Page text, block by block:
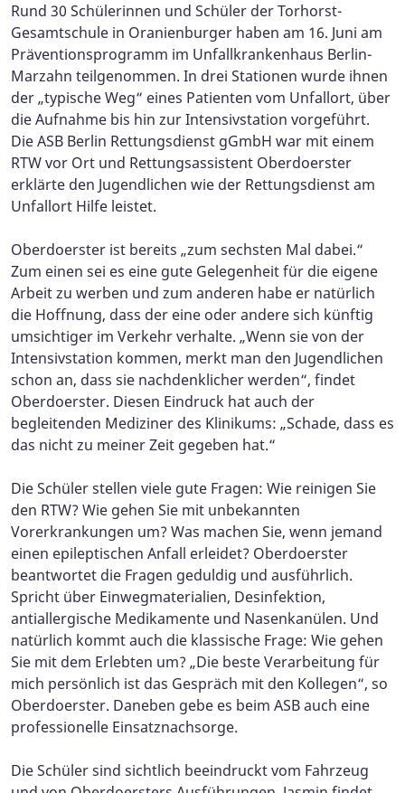
Rund 30 Schülerinnen und Schüler der Torhorst-
Gesamtschule in Oranienburger haben am 16. Juni am
Präventionsprogramm im Unfallkrankenhaus Berlin-
Marzahn teilgenommen. In drei Stationen wurde ihnen
der „typische Weg“ eines Patienten vom Unfallort, über
die Aufnahme bis hin zur Intensivstation vorgeführt.
Die ASB Berlin Rettungsdienst gGmbH war mit einem
RTW vor Ort und Rettungsassistent Oberdoerster
erklärte den Jugendlichen wie der Rettungsdienst am
Unfallort Hilfe leistet.
Oberdoerster ist bereits „zum sechsten Mal dabei.“
Zum einen sei es eine gute Gelegenheit für die eigene
Arbeit zu werben und zum anderen habe er natürlich
die Hoffnung, dass der eine oder andere sich künftig
umsichtiger im Verkehr verhalte. „Wenn sie von der
Intensivstation kommen, merkt man den Jugendlichen
schon an, dass sie nachdenklicher werden“, findet
Oberdoerster. Diesen Eindruck hat auch der
begleitenden Mediziner des Klinikums: „Schade, dass es
das nicht zu meiner Zeit gegeben hat.“
Die Schüler stellen viele gute Fragen: Wie reinigen Sie
den RTW? Wie gehen Sie mit unbekannten
Vorerkrankungen um? Was machen Sie, wenn jemand
einen epileptischen Anfall erleidet? Oberdoerster
beantwortet die Fragen geduldig und ausführlich.
Spricht über Einwegmaterialien, Desinfektion,
antiallergische Medikamente und Nasenkanülen. Und
natürlich kommt auch die klassische Frage: Wie gehen
Sie mit dem Erlebten um? „Die beste Verarbeitung für
mich persönlich ist das Gespräch mit den Kollegen“, so
Oberdoerster. Daneben gebe es beim ASB auch eine
professionelle Einsatznachsorge.
Die Schüler sind sichtlich beeindruckt vom Fahrzeug